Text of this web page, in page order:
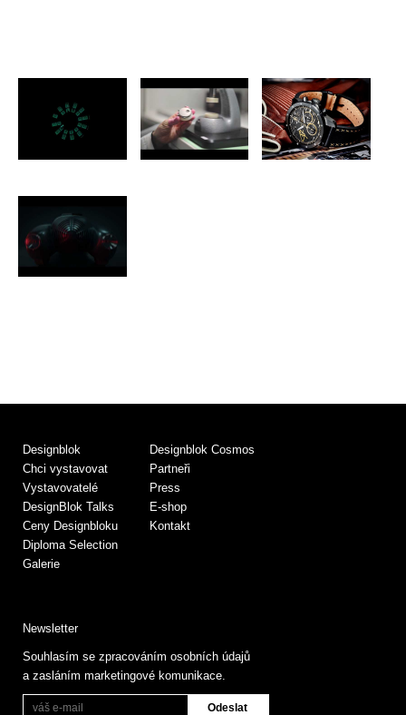
Designblok
Chci vystavovat
Vystavovatelé
DesignBlok Talks
Ceny Designbloku
Diploma Selection
Galerie
Designblok Cosmos
Partneři
Press
E-shop
Kontakt
Newsletter
Souhlasím se zpracováním osobních údajů
a zasláním marketingové komunikace.